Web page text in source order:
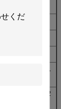
A5P.0911-P
A5C.0916-IP2